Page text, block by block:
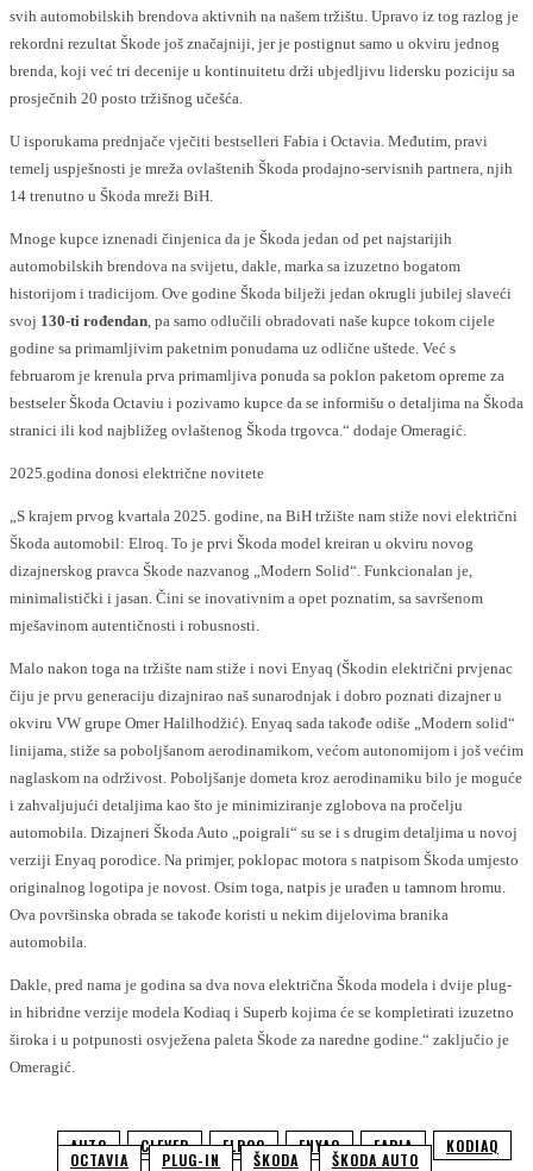
svih automobilskih brendova aktivnih na našem tržištu. Upravo iz tog razlog je
rekordni rezultat Škode još značajniji, jer je postignut samo u okviru jednog
brenda, koji već tri decenije u kontinuitetu drži ubjedljivu lidersku poziciju sa
prosječnih 20 posto tržišnog učešća.
U isporukama prednjače vječiti bestselleri Fabia i Octavia. Međutim, pravi
temelj uspješnosti je mreža ovlaštenih Škoda prodajno-servisnih partnera, njih
14 trenutno u Škoda mreži BiH.
Mnoge kupce iznenadi činjenica da je Škoda jedan od pet najstarijih
automobilskih brendova na svijetu, dakle, marka sa izuzetno bogatom
historijom i tradicijom. Ove godine Škoda bilježi jedan okrugli jubilej slaveći
svoj 130-ti rođendan, pa samo odlučili obradovati naše kupce tokom cijele
godine sa primamljivim paketnim ponudama uz odlične uštede. Već s
februarom je krenula prva primamljiva ponuda sa poklon paketom opreme za
bestseler Škoda Octaviu i pozivamo kupce da se informišu o detaljima na Škoda
stranici ili kod najbližeg ovlaštenog Škoda trgovca.“ dodaje Omeragić.
2025.godina donosi električne novitete
„S krajem prvog kvartala 2025. godine, na BiH tržište nam stiže novi električni
Škoda automobil: Elroq. To je prvi Škoda model kreiran u okviru novog
dizajnerskog pravca Škode nazvanog „Modern Solid“. Funkcionalan je,
minimalistički i jasan. Čini se inovativnim a opet poznatim, sa savršenom
mješavinom autentičnosti i robusnosti.
Malo nakon toga na tržište nam stiže i novi Enyaq (Škodin električni prvjenac
čiju je prvu generaciju dizajnirao naš sunarodnjak i dobro poznati dizajner u
okviru VW grupe Omer Halilhodžić). Enyaq sada takođe odiše „Modern solid“
linijama, stiže sa poboljšanom aerodinamikom, većom autonomijom i još većim
naglaskom na održivost. Poboljšanje dometa kroz aerodinamiku bilo je moguće
i zahvaljujući detaljima kao što je minimiziranje zglobova na pročelju
automobila. Dizajneri Škoda Auto „poigrali“ su se i s drugim detaljima u novoj
verziji Enyaq porodice. Na primjer, poklopac motora s natpisom Škoda umjesto
originalnog logotipa je novost. Osim toga, natpis je urađen u tamnom hromu.
Ova površinska obrada se takođe koristi u nekim dijelovima branika
automobila.
Dakle, pred nama je godina sa dva nova električna Škoda modela i dvije plug-
in hibridne verzije modela Kodiaq i Superb kojima će se kompletirati izuzetno
široka i u potpunosti osvježena paleta Škode za naredne godine.“ zaključio je
Omeragić.
AUTO CLEVER ELROQ ENYAQ FABIA KODIAQ
OCTAVIA PLUG-IN ŠKODA ŠKODA AUTO